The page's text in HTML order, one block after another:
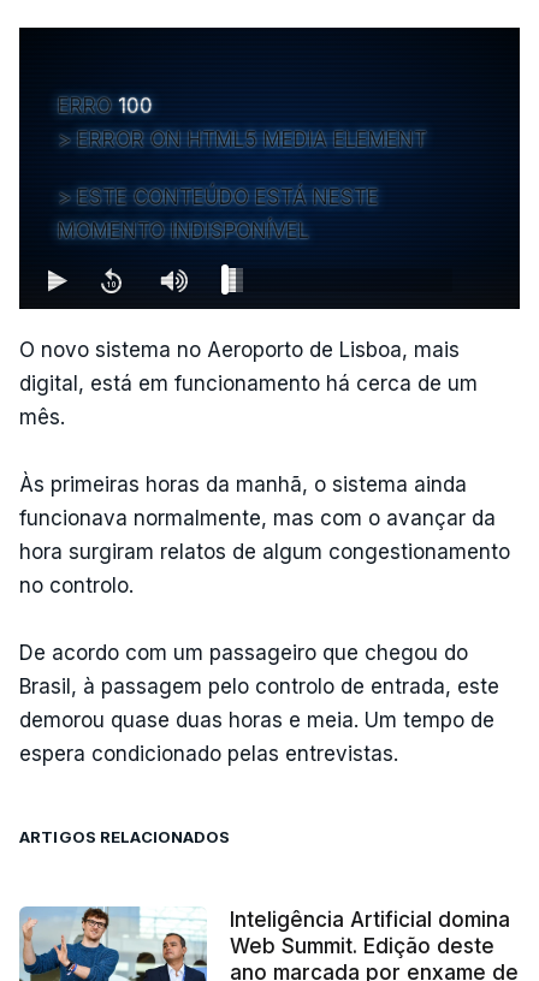
ERRO 100
ERROR ON HTML5 MEDIA ELEMENT
ESTE CONTEÚDO ESTÁ NESTE
MOMENTO INDISPONÍVEL
O novo sistema no Aeroporto de Lisboa, mais
digital, está em funcionamento há cerca de um
mês.
Às primeiras horas da manhã, o sistema ainda
funcionava normalmente, mas com o avançar da
hora surgiram relatos de algum congestionamento
no controlo.
De acordo com um passageiro que chegou do
Brasil, à passagem pelo controlo de entrada, este
demorou quase duas horas e meia. Um tempo de
espera condicionado pelas entrevistas.
ARTIGOS RELACIONADOS
Inteligência Artificial domina
Web Summit. Edição deste
ano marcada por enxame de